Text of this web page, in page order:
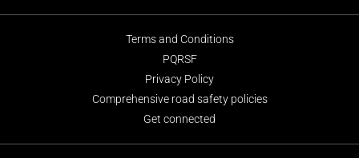
Terms and Conditions
PQRSF
Privacy Policy
Comprehensive road safety policies
Get connected